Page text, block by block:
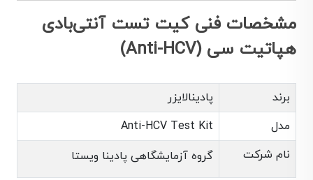
مشخصات فنی کیت تست آنتی‌بادی
هپاتیت سی (Anti-HCV)
برند
پادینالایزر
مدل
Anti-HCV Test Kit
نام شرکت
گروه آزمایشگاهی پادینا ویستا